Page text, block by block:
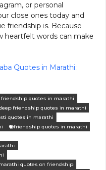
or personal
close ones today and
friendship is. Because
heartfelt words can make
Quotes in Marathi:
friendship quotes in marathi
friendship quotes in marathi
quotes in marathi
friendship quotes in marathi
quotes on friendship